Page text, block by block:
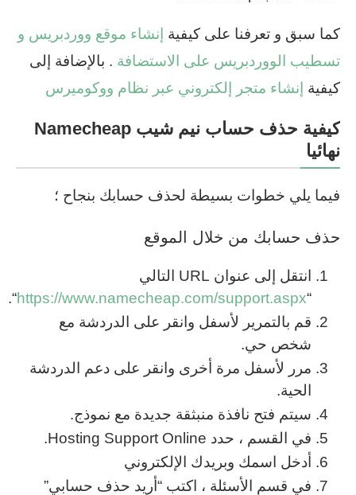
كما سبق و تعرفنا على كيفية إنشاء موقع ووردبريس و
تسطيب الووردبريس على الاستضافة . بالإضافة إلى
كيفية إنشاء متجر إلكتروني عبر نظام ووكوميرس
كيفية حذف حساب نيم شيب Namecheap
نهائيا
فيما يلي خطوات بسيطة لحذف حسابك بنجاح ؛
حذف حسابك من خلال الموقع
انتقل إلى عنوان URL التالي
“
https://www.namecheap.com/support.aspx
“.
قم بالتمرير لأسفل وانقر على الدردشة مع
شخص حي.
مرر لأسفل مرة أخرى وانقر على دعم الدردشة
الحية.
سيتم فتح نافذة منبثقة جديدة مع نموذج.
في القسم ، حدد Hosting Support Online.
أدخل اسمك وبريدك الإلكتروني
في قسم الأسئلة ، اكتب “أريد حذف حسابي”